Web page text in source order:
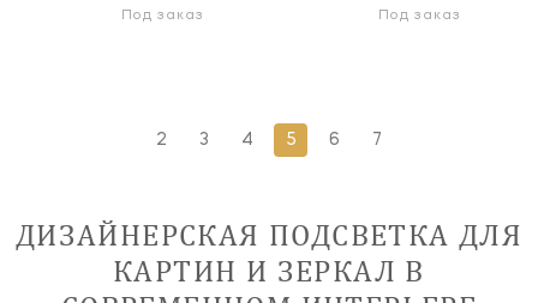
Под заказ Под заказ
2 3 4 5 6 7
ДИЗАЙНЕРСКАЯ ПОДСВЕТКА ДЛЯ
КАРТИН И ЗЕРКАЛ В